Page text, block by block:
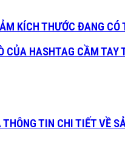
KÍCH THƯỚC ĐANG CÓ
HASHTAG CẦM TAY
TIN CHI TIẾT VỀ